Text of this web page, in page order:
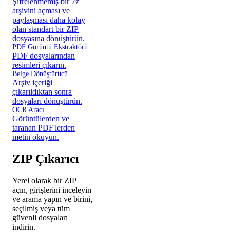
arşivini açması ve
paylaşması daha kolay
olan standart bir ZIP
dosyasına dönüştürün.
PDF Görüntü Ekstraktörü
PDF dosyalarından
resimleri çıkarın.
Belge Dönüştürücü
Arşiv içeriği
çıkarıldıktan sonra
dosyaları dönüştürün.
OCR Aracı
Görüntülerden ve
taranan PDF'lerden
metin okuyun.
ZIP Çıkarıcı
Yerel olarak bir ZIP
açın, girişlerini inceleyin
ve arama yapın ve birini,
seçilmiş veya tüm
güvenli dosyaları
indirin.